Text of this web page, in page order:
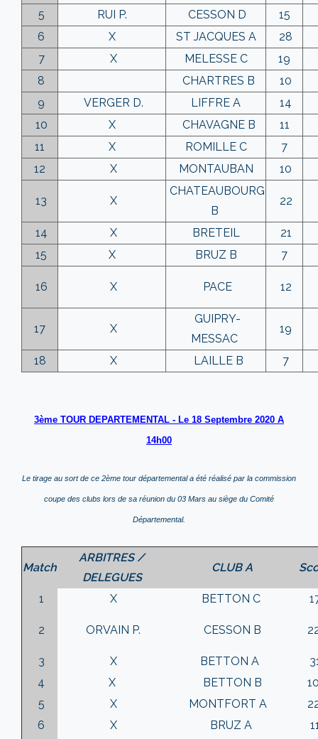
5 RUI P. CESSON D
15
6
X ST JACQUES A
28
7
X MELESSE C
19
8
CHARTRES B
10
9
VERGER D. LIFFRE A
14
10
X CHAVAGNE B
11
11
X ROMILLE C
7
12
X MONTAUBAN 10
13 X
CHATEAUBOURG
B
22
14 X BRETEIL
21
15
X BRUZ B 7
16 X PACE 12
17 X
GUIPRY-
MESSAC
19
18 X LAILLE B 7
3ème TOUR DEPARTEMENTAL - Le 18 Septembre 2020 A
14h00
L e tirage au sort de ce 2ème tour départemental a été réalisé par la commission
coupe des clubs lors de sa réunion du 03 Mars au siège du Comité
Départemental.
Match
ARBITRES /
DELEGUES
CLUB A
1 X BETTON C
2 ORVAIN P. CESSON B
3 X BETTON A
4
X BETTON B
5
X MONTFORT A
6
X BRUZ A